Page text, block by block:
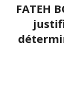
FATEH